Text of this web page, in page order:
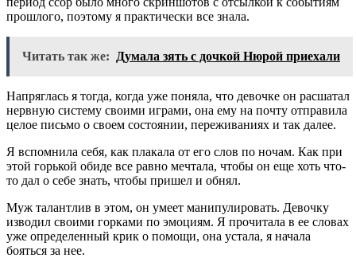
прошлого, поэтому я практически все знала.
Читать так же: Думала зять с дочкой Нюрой приехали
Напряглась я тогда, когда уже поняла, что девочке он расшатал
нервную систему своими играми, она ему на почту отправила
целое письмо о своем состоянии, переживаниях и так далее.
Я вспомнила себя, как плакала от его слов по ночам. Как при
этой горькой обиде все равно мечтала, чтобы он еще хоть что-
то дал о себе знать, чтобы пришел и обнял.
Муж талантлив в этом, он умеет манипулировать. Девочку
изводил своими горками по эмоциям. Я прочитала в ее словах
уже определенный крик о помощи, она устала, я начала
бояться за нее.